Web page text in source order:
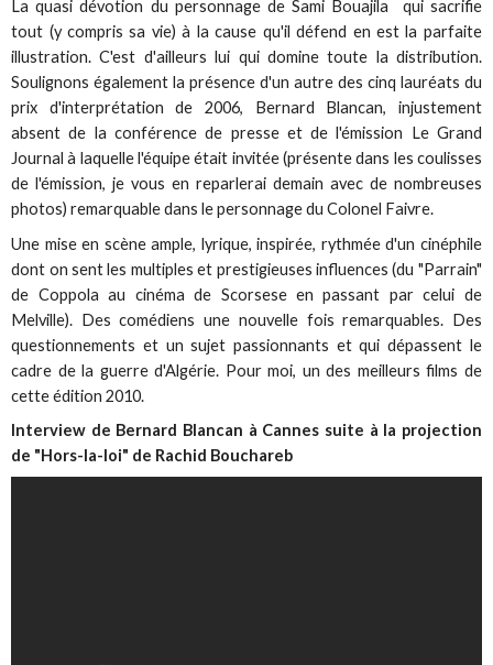
La quasi dévotion du personnage de Sami Bouajila qui sacrifie
tout (y compris sa vie) à la cause qu'il défend en est la parfaite
illustration. C'est d'ailleurs lui qui domine toute la distribution.
Soulignons également la présence d'un autre des cinq lauréats du
prix d'interprétation de 2006, Bernard Blancan, injustement
absent de la conférence de presse et de l'émission Le Grand
Journal à laquelle l'équipe était invitée (présente dans les coulisses
de l'émission, je vous en reparlerai demain avec de nombreuses
photos) remarquable dans le personnage du Colonel Faivre.
Une mise en scène ample, lyrique, inspirée, rythmée d'un cinéphile
dont on sent les multiples et prestigieuses influences (du "Parrain"
de Coppola au cinéma de Scorsese en passant par celui de
Melville). Des comédiens une nouvelle fois remarquables. Des
questionnements et un sujet passionnants et qui dépassent le
cadre de la guerre d'Algérie. Pour moi, un des meilleurs films de
cette édition 2010.
Interview de Bernard Blancan à Cannes suite à la projection
de "Hors-la-loi" de Rachid Bouchareb